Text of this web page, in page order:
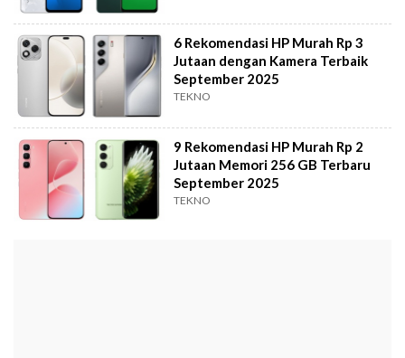
6 Rekomendasi HP Murah Rp 3
Jutaan dengan Kamera Terbaik
September 2025
TEKNO
9 Rekomendasi HP Murah Rp 2
Jutaan Memori 256 GB Terbaru
September 2025
TEKNO